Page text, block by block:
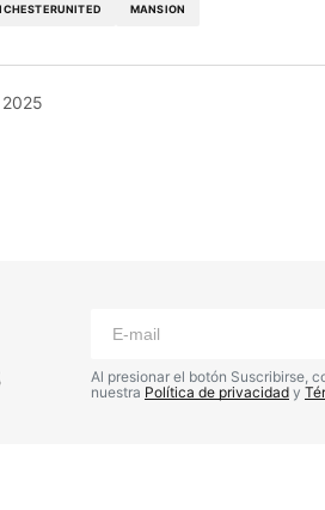
MANSION
Al presionar el botón Suscribirse,
nuestra Política de privacidad y